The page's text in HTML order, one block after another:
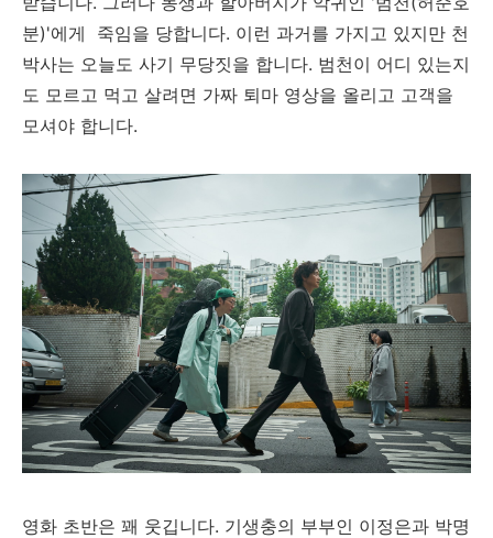
분)'에게 죽임을 당합니다. 이런 과거를 가지고 있지만 천
박사는 오늘도 사기 무당짓을 합니다. 범천이 어디 있는지
도 모르고 먹고 살려면 가짜 퇴마 영상을 올리고 고객을
모셔야 합니다.
영화 초반은 꽤 웃깁니다. 기생충의 부부인 이정은과 박명